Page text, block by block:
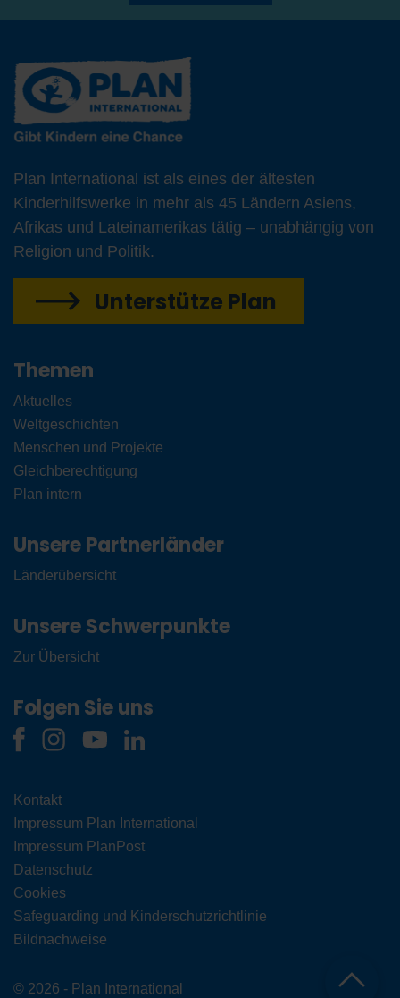
Plan International ist als eines der ältesten
Kinderhilfswerke in mehr als 45 Ländern Asiens,
Afrikas und Lateinamerikas tätig – unabhängig von
Religion und Politik.
Unterstütze Plan
Themen
Aktuelles
Weltgeschichten
Menschen und Projekte
Gleichberechtigung
Plan intern
Unsere Partnerländer
Länderübersicht
Unsere Schwerpunkte
Zur Übersicht
Folgen Sie uns
Kontakt
Impressum Plan International
Impressum PlanPost
Datenschutz
Cookies
Safeguarding und Kinderschutzrichtlinie
Bildnachweise
© 2026 - Plan International